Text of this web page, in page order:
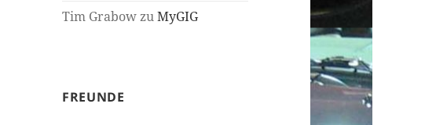
Tim GrabowzuMyGIG
FREUNDE